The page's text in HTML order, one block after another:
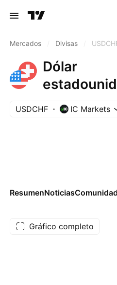
Mercados Divisas
Dólar
suizo
USDCHF IC Markets
ResumenNoticiasComunidad
Gráfico completo